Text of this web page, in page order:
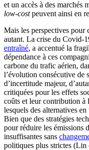
et un accès à des marchés
low-costpeuvent ainsi en
Mais les perspectives pour
autant. La crise du Covid-
entraîné, a accentué la
dépendance à ces
carbone du trafic aérien,
l’évolution consécutive de
d’incertitude majeur,
critiquées pour les effets
coûts et leur contribution à
lesquels des alternatives
Bien que des stratégies
pour réduire les émissions
insuffisantes sans
politiques plus strictes (Lin